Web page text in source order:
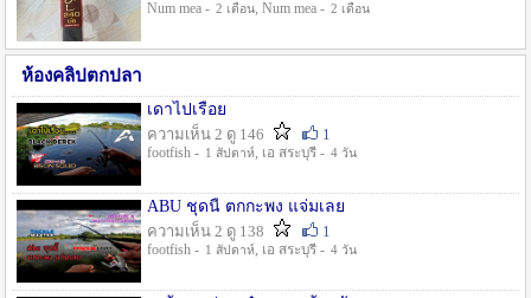
Num mea - 2 เดือน, Num mea - 2 เดือน
ห้องคลิปตกปลา
เดาไปเรื่อย
ความเห็น 2 ดู 146
1
footfish - 1 สัปดาห์, เอ สระบุรี - 4 วัน
ABU ชุดนี้ ตกกะพง แจ่มเลย
ความเห็น 2 ดู 138
1
footfish - 1 สัปดาห์, เอ สระบุรี - 4 วัน